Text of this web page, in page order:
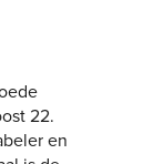
22.
en